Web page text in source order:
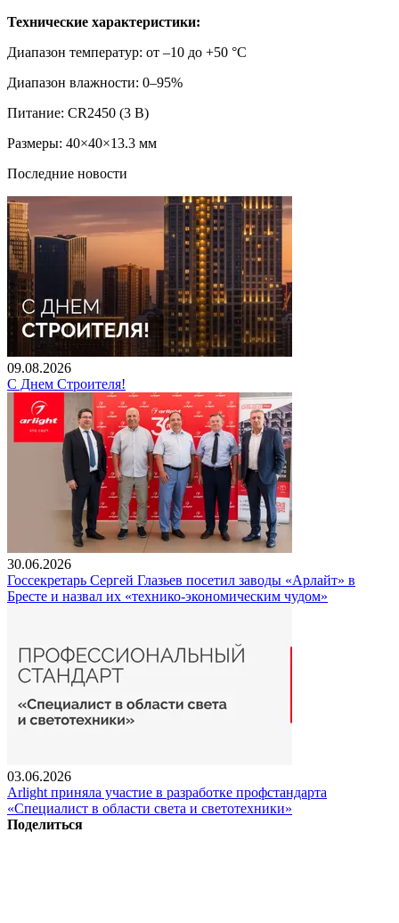
Технические характеристики:
Диапазон температур: от –10 до +50 °C
Диапазон влажности: 0–95%
Питание: CR2450 (3 В)
Размеры: 40×40×13.3 мм
Последние новости
09.08.2026
С Днем Строителя!
30.06.2026
Госсекретарь Сергей Глазьев посетил заводы «Арлайт» в
Бресте и назвал их «технико-экономическим чудом»
03.06.2026
Arlight приняла участие в разработке профстандарта
«Специалист в области света и светотехники»
Поделиться